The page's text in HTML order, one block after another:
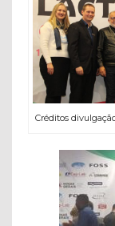
Créditos